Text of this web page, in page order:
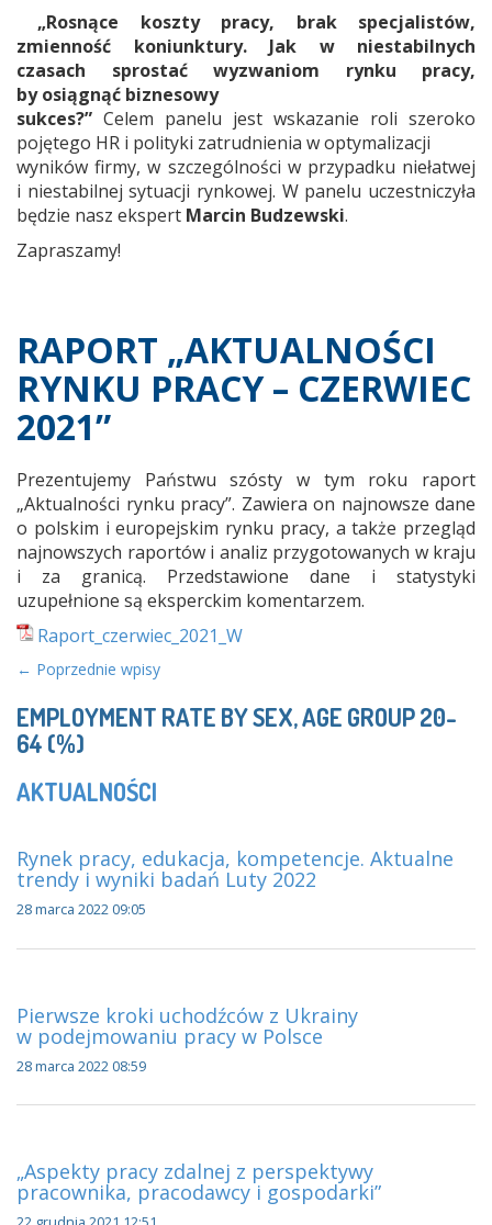
„Rosnące koszty pracy, brak specjalistów,
zmienność koniunktury. Jak w niestabilnych
czasach sprostać wyzwaniom rynku pracy,
by osiągnąć biznesowy
sukces?” Celem panelu jest wskazanie roli szeroko
pojętego HR i polityki zatrudnienia w optymalizacji
wyników firmy, w szczególności w przypadku niełatwej
i niestabilnej sytuacji rynkowej. W panelu uczestniczyła
będzie nasz ekspert Marcin Budzewski.
Zapraszamy!
RAPORT „AKTUALNOŚCI
RYNKU PRACY – CZERWIEC
2021”
Prezentujemy Państwu szósty w tym roku raport
„Aktualności rynku pracy”. Zawiera on najnowsze dane
o polskim i europejskim rynku pracy, a także przegląd
najnowszych raportów i analiz przygotowanych w kraju
i za granicą. Przedstawione dane i statystyki
uzupełnione są eksperckim komentarzem.
Raport_czerwiec_2021_W
Posts
navigation
← Poprzednie wpisy
EMPLOYMENT RATE BY SEX, AGE GROUP 20-
64 (%)
AKTUALNOŚCI
Rynek pracy, edukacja, kompetencje. Aktualne
trendy i wyniki badań Luty 2022
28 marca 2022 09:05
Pierwsze kroki uchodźców z Ukrainy
w podejmowaniu pracy w Polsce
28 marca 2022 08:59
„Aspekty pracy zdalnej z perspektywy
pracownika, pracodawcy i gospodarki”